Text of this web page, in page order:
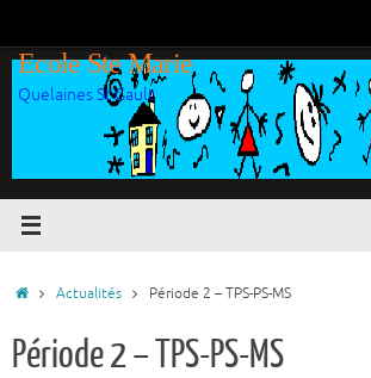
contenu
Ecole Ste Marie
Quelaines St Gault
Accueil
Actualités Période 2 – TPS-PS-MS
Période 2 – TPS-PS-MS